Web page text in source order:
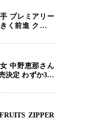
プレミアリー
く前進 クリス
入目前 メディ
も通過
中野恵那さん
決定 わずか3日
プレッション
題の美貌を凝
ZIPPER